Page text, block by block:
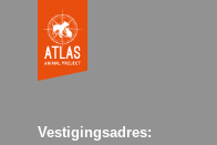
Vestigingsadres: